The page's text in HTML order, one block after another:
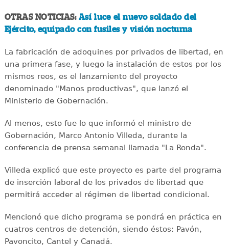
OTRAS NOTICIAS: Así luce el nuevo soldado del
Ejército, equipado con fusiles y visión nocturna
La fabricación de adoquines por privados de libertad, en
una primera fase, y luego la instalación de estos por los
mismos reos, es el lanzamiento del proyecto
denominado "Manos productivas", que lanzó el
Ministerio de Gobernación.
Al menos, esto fue lo que informó el ministro de
Gobernación, Marco Antonio Villeda, durante la
conferencia de prensa semanal llamada "La Ronda".
Villeda explicó que este proyecto es parte del programa
de inserción laboral de los privados de libertad que
permitirá acceder al régimen de libertad condicional.
Mencionó que dicho programa se pondrá en práctica en
cuatros centros de detención, siendo éstos: Pavón,
Pavoncito, Cantel y Canadá.